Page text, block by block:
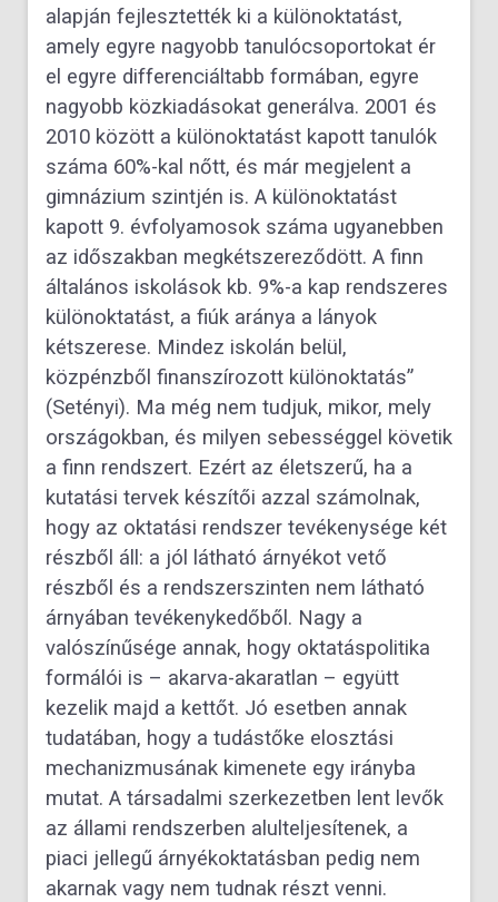
alapján fejlesztették ki a különoktatást,
amely egyre nagyobb tanulócsoportokat ér
el egyre differenciáltabb formában, egyre
nagyobb közkiadásokat generálva. 2001 és
2010 között a különoktatást kapott tanulók
száma 60%-kal nőtt, és már megjelent a
gimnázium szintjén is. A különoktatást
kapott 9. évfolyamosok száma ugyanebben
az időszakban megkétszereződött. A finn
általános iskolások kb. 9%-a kap rendszeres
különoktatást, a fiúk aránya a lányok
kétszerese. Mindez iskolán belül,
közpénzből finanszírozott különoktatás”
(Setényi). Ma még nem tudjuk, mikor, mely
országokban, és milyen sebességgel követik
a finn rendszert. Ezért az életszerű, ha a
kutatási tervek készítői azzal számolnak,
hogy az oktatási rendszer tevékenysége két
részből áll: a jól látható árnyékot vető
részből és a rendszerszinten nem látható
árnyában tevékenykedőből. Nagy a
valószínűsége annak, hogy oktatáspolitika
formálói is – akarva-akaratlan – együtt
kezelik majd a kettőt. Jó esetben annak
tudatában, hogy a tudástőke elosztási
mechanizmusának kimenete egy irányba
mutat. A társadalmi szerkezetben lent levők
az állami rendszerben alulteljesítenek, a
piaci jellegű árnyékoktatásban pedig nem
akarnak vagy nem tudnak részt venni.